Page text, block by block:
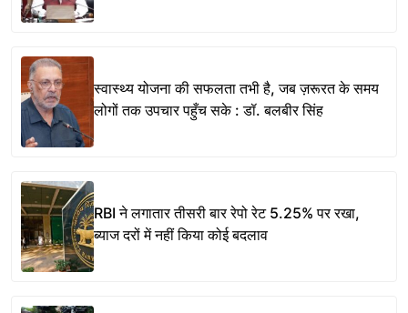
स्वास्थ्य योजना की सफलता तभी है, जब ज़रूरत के समय
लोगों तक उपचार पहुँच सके : डॉ. बलबीर सिंह
RBI ने लगातार तीसरी बार रेपो रेट 5.25% पर रखा,
ब्याज दरों में नहीं किया कोई बदलाव